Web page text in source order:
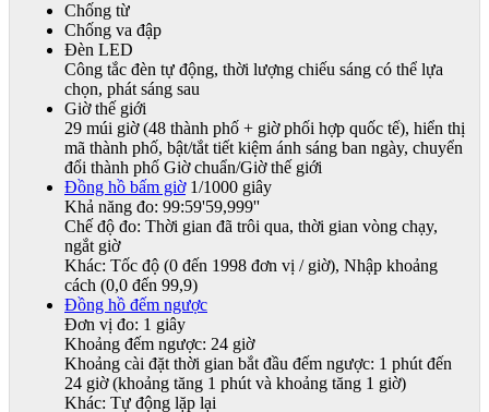
Chống từ
Chống va đập
Đèn LED
Công tắc đèn tự động, thời lượng chiếu sáng có thể lựa
chọn, phát sáng sau
Giờ thế giới
29 múi giờ (48 thành phố + giờ phối hợp quốc tế), hiển thị
mã thành phố, bật/tắt tiết kiệm ánh sáng ban ngày, chuyển
đổi thành phố Giờ chuẩn/Giờ thế giới
Đồng hồ bấm giờ1/1000 giây
Khả năng đo: 99:59'59,999''
Chế độ đo: Thời gian đã trôi qua, thời gian vòng chạy,
ngắt giờ
Khác: Tốc độ (0 đến 1998 đơn vị / giờ), Nhập khoảng
cách (0,0 đến 99,9)
Đồng hồ đếm ngược
Đơn vị đo: 1 giây
Khoảng đếm ngược: 24 giờ
Khoảng cài đặt thời gian bắt đầu đếm ngược: 1 phút đến
24 giờ (khoảng tăng 1 phút và khoảng tăng 1 giờ)
Khác: Tự động lặp lại